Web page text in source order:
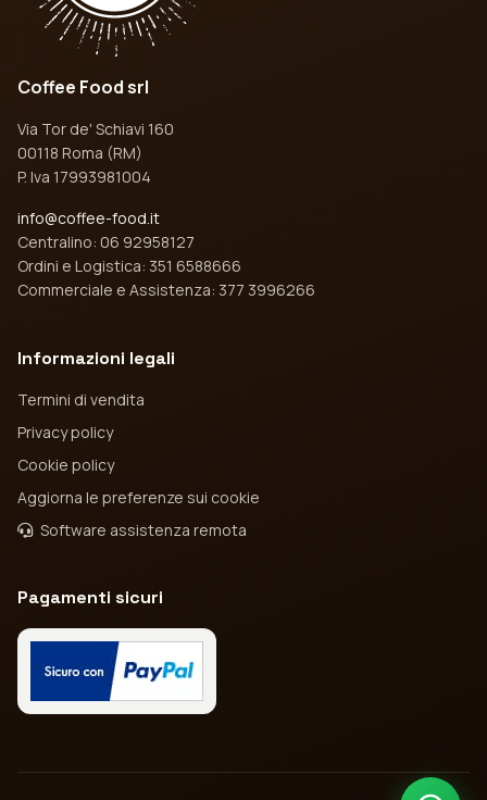
Coffee Food srl
Via Tor de' Schiavi 160
00118 Roma (RM)
P. Iva 17993981004
info@coffee-food.it
Centralino: 06 92958127
Ordini e Logistica: 351 6588666
Commerciale e Assistenza: 377 3996266
Informazioni legali
Termini di vendita
Privacy policy
Cookie policy
Aggiorna le preferenze sui cookie
Software assistenza remota
Pagamenti sicuri